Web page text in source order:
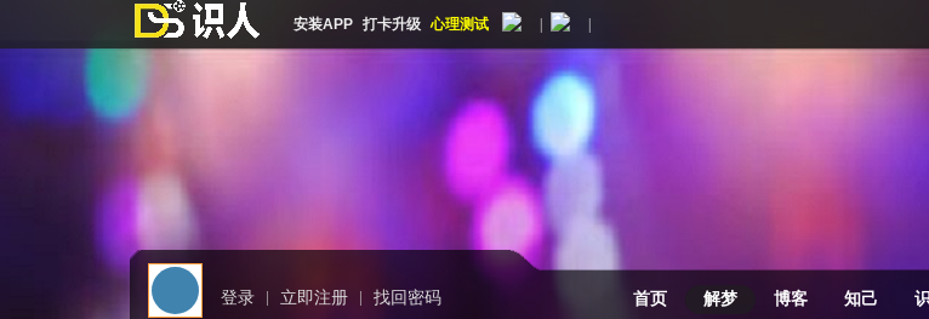
安装APP 打卡升级 心理测试
登录 | 立即注册 | 找回密码 首页 解梦 博客 知己